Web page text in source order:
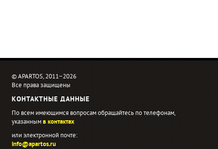
© APARTOS, 2011−2026
Все права защищены
КОНТАКТНЫЕ ДАННЫЕ
По всем имеющимся вопросам обращайтесь по телефонам,
указаннымв контактах
или электронной почте:
info@apartos.ru